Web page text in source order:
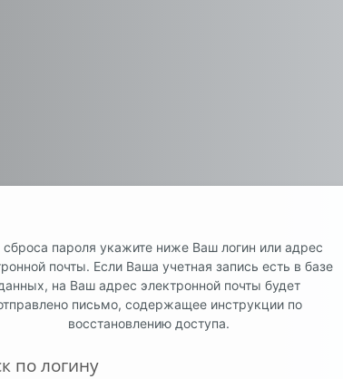
пароля укажите ниже Ваш логин или адрес
почты. Если Ваша учетная запись есть в базе
на Ваш адрес электронной почты будет
письмо, содержащее инструкции по
восстановлению доступа.
по логину
по логину